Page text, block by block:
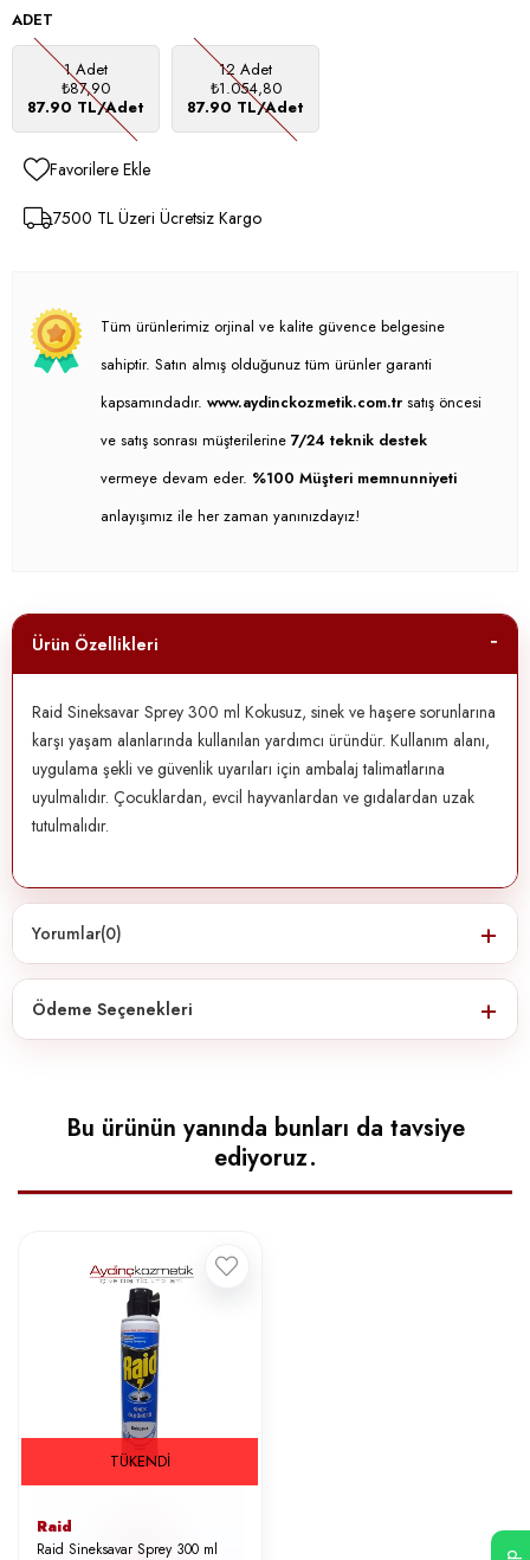
ADET
1 Adet
₺87,90
87.90 TL/Adet
12 Adet
₺1.054,80
87.90 TL/Adet
Favorilere Ekle
7500 TL Üzeri Ücretsiz Kargo
Tüm ürünlerimiz orjinal ve kalite güvence belgesine
sahiptir. Satın almış olduğunuz tüm ürünler garanti
kapsamındadır. www.aydinckozmetik.com.tr satış öncesi
ve satış sonrası müşterilerine 7/24 teknik destek
vermeye devam eder. %100 Müşteri memnunniyeti
anlayışımız ile her zaman yanınızdayız!
Ürün Özellikleri
Raid Sineksavar Sprey 300 ml Kokusuz, sinek ve haşere sorunlarına
karşı yaşam alanlarında kullanılan yardımcı üründür. Kullanım alanı,
uygulama şekli ve güvenlik uyarıları için ambalaj talimatlarına
uyulmalıdır. Çocuklardan, evcil hayvanlardan ve gıdalardan uzak
tutulmalıdır.
Yorumlar(0)
Ödeme Seçenekleri
Bu ürünün yanında bunları da tavsiye
ediyoruz.
TÜKENDI
Raid
Raid Sineksavar Sprey 300 ml